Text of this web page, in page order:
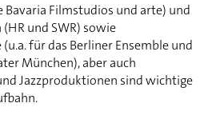
Bavaria Filmstudios und arte) und
und SWR) sowie
für das Berliner Ensemble und
München), aber auch
Jazzproduktionen sind wichtige